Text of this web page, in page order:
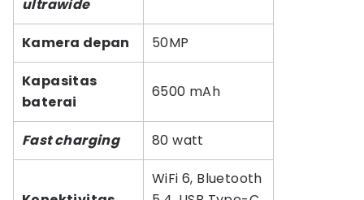
ultrawide
Kamera depan 50MP
Kapasitas
baterai
6500 mAh
Fast charging 80 watt
WiFi 6, Bluetooth